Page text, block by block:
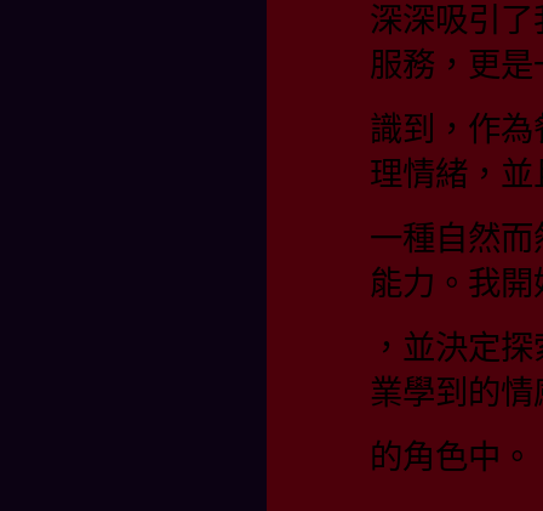
深深吸引
服務，更
識到，作
理情緒，
一種自然
能力。我
，並決定
業學到的
的角色中。